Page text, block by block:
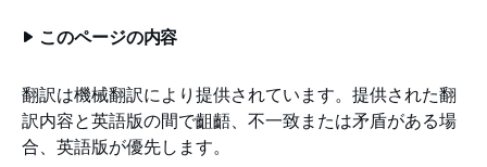
このページの内容
翻訳は機械翻訳により提供されています。提供された翻
訳内容と英語版の間で齟齬、不一致または矛盾がある場
合、英語版が優先します。